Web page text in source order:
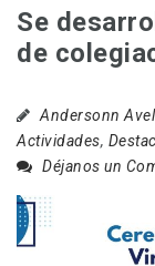
Se
de
Andersonn
Actividades,
Déjanos un